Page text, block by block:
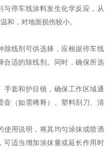
与停车线涂料发生化学反应，从
和，对地面损伤较小。
除线剂可供选择，应根据停车线
合适的除线剂。同时，确保所选
手套和护目镜，确保工作区域通
壶（如需稀释）、塑料刮刀、清
使用说明，将其均匀涂抹或喷洒
可适当增加涂抹量或延长作用时